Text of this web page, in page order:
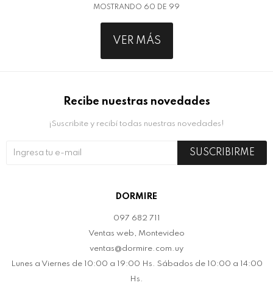
MOSTRANDO 60 DE 99
VER MÁS
DORMIRE
097 682 711
Ventas web, Montevideo
ventas@dormire.com.uy
Lunes a Viernes de 10:00 a 19:00 Hs. Sábados de 10:00 a 14:00
Hs.
Recibe nuestras novedades
¡Suscribite y recibí todas nuestras novedades!
SUSCRIBIRME